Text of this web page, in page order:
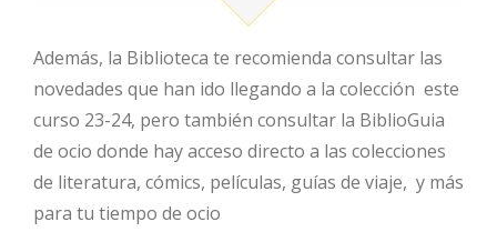
Además, la Biblioteca te recomienda consultar las
novedades que han ido llegando a la colección este
curso 23-24, pero también consultar la BiblioGuia
de ocio donde hay acceso directo a las colecciones
de literatura, cómics, películas, guías de viaje, y más
para tu tiempo de ocio